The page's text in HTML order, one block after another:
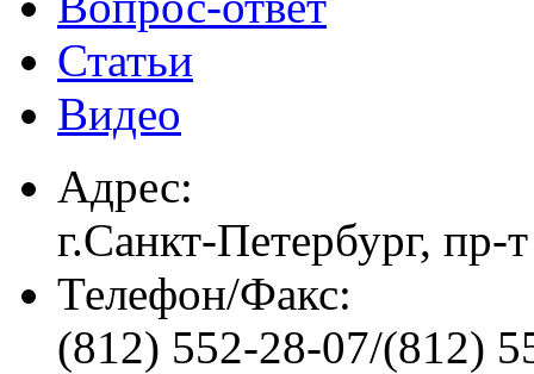
Статьи
Видео
Адрес:
г.Санкт-Петербург, пр-
Телефон/Факс:
(812) 552-28-07/(812)